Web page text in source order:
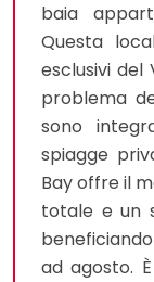
baia
Questa
esclusivi del
problema
sono
spiagge
Bay offre il
totale e un
ad agosto.